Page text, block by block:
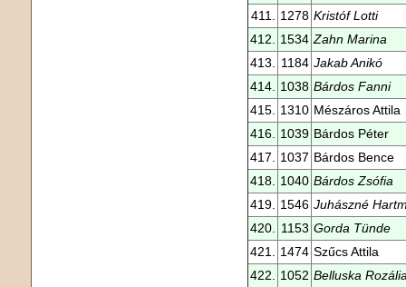
411.
1278 Kristóf Lotti
412.
1534 Zahn Marina
413.
1184 Jakab Anikó
414.
1038 Bárdos Fanni
415.
1310 Mészáros Attila
416.
1039 Bárdos Péter
417.
1037 Bárdos Bence
418.
1040 Bárdos Zsófia
419.
1546 Juhászné
420.
1153 Gorda Tünde
421.
1474 Szűcs Attila
422.
1052 Belluska